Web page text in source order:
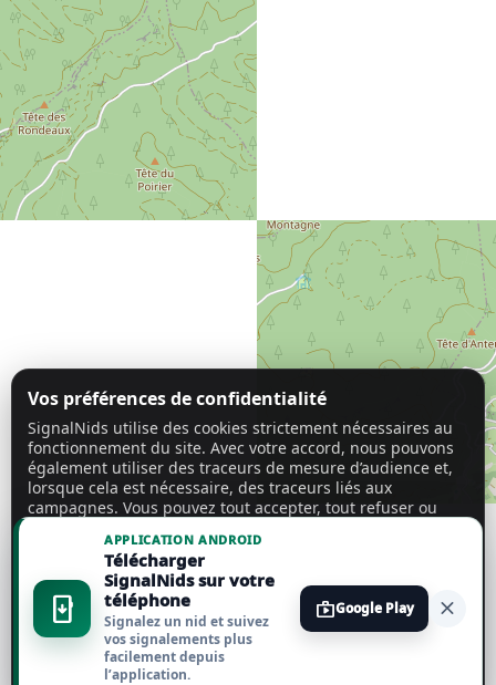
install_mobile
APPLICATION ANDROID
Télécharger
SignalNids sur votre
téléphone
Signalez un nid et suivez
vos signalements plus
facilement depuis
l’application.
shopGoogle Play close
Vos préférences de confidentialité
SignalNids utilise des cookies strictement nécessaires au
fonctionnement du site. Avec votre accord, nous pouvons
également utiliser des traceurs de mesure d’audience et,
lorsque cela est nécessaire, des traceurs liés aux
campagnes. Vous pouvez tout accepter, tout refuser ou
Tout accepter
Tout refuser